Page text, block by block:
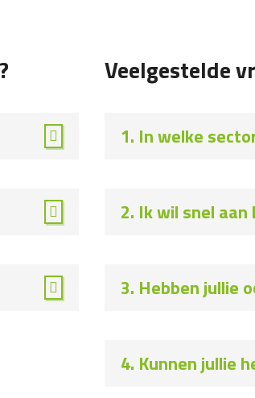
Veelgestelde
1. In welke
2. Ik wil snel
3. Hebben jullie
4. Kunnen jullie